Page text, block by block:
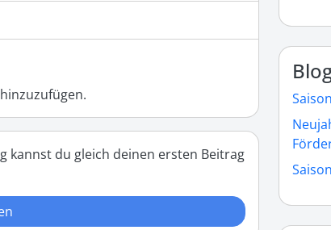
kannst du gleich deinen ersten Beitrag